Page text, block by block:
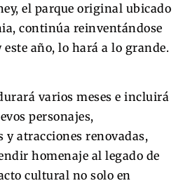
el parque original ubicado
continúa reinventándose
este año, lo hará a lo grande.
varios meses e incluirá
personajes,
y atracciones renovadas,
homenaje al legado de
cultural no solo en